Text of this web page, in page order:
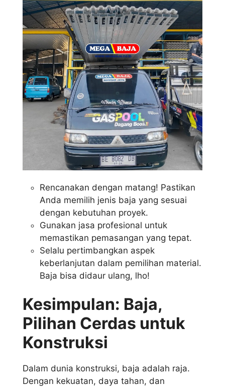
Rencanakan dengan matang! Pastikan
Anda memilih jenis baja yang sesuai
dengan kebutuhan proyek.
Gunakan jasa profesional untuk
memastikan pemasangan yang tepat.
Selalu pertimbangkan aspek
keberlanjutan dalam pemilihan material.
Baja bisa didaur ulang, lho!
Kesimpulan: Baja,
Pilihan Cerdas untuk
Konstruksi
Dalam dunia konstruksi, baja adalah raja.
Dengan kekuatan, daya tahan, dan